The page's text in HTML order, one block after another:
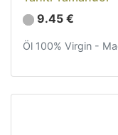
9.45 €
Öl 100% Virgin -